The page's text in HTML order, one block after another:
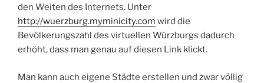
den Weiten des Internets. Unter
http://wuerzburg.myminicity.com wird die
Bevölkerungszahl des virtuellen Würzburgs dadurch
erhöht, dass man genau auf diesen Link klickt.
Man kann auch eigene Städte erstellen und zwar völlig